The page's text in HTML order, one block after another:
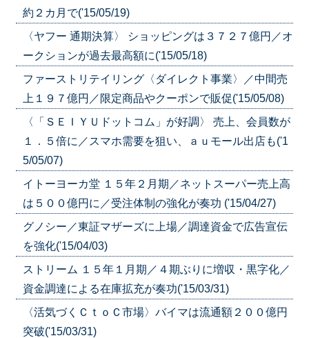
約２カ月で('15/05/19)
〈ヤフー 通期決算〉 ショッピングは３７２７億円／オ
ークションが過去最高額に('15/05/18)
ファーストリテイリング〈ダイレクト事業〉／中間売
上１９７億円／限定商品やクーポンで販促('15/05/08)
〈「ＳＥＩＹＵドットコム」が好調〉 売上、会員数が
１．５倍に／スマホ需要を狙い、ａｕモール出店も('1
5/05/07)
イトーヨーカ堂 １５年２月期／ネットスーパー売上高
は５００億円に／受注体制の強化が奏功 ('15/04/27)
グノシー／東証マザーズに上場／調達資金で広告宣伝
を強化('15/04/03)
ストリーム １５年１月期／４期ぶりに増収・黒字化／
資金調達による在庫拡充が奏功('15/03/31)
〈活気づくＣｔｏＣ市場〉バイマは流通額２００億円
突破('15/03/31)